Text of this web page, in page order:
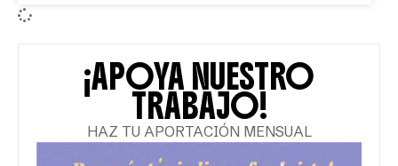
¡APOYA NUESTRO
TRABAJO!
HAZ TU APORTACIÓN MENSUAL